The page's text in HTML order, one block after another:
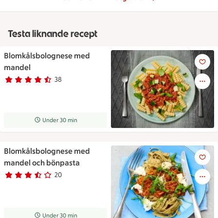
Testa liknande recept
Blomkålsbolognese med
mandel
Betyg 4.3 av 5. 38
38 personer har röstat
Receptet tar Under 30 min att tillaga
Under 30 min
Blomkålsbolognese med
Blomkålsbolognese med
mandel och bönpasta
Betyg 3.6 av 5. 20
20 personer har röstat
Receptet tar Under 30 min att tillaga
Under 30 min
Blomkålsbolognese med